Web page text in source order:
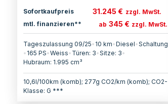
Sofortkaufpreis 31.245 € zzgl. MwSt.
mtl. finanzieren**
ab 345 € zzgl. MwSt.
Tageszulassung 09/25• 10 km•Diesel•Schaltung
• 165 PS•Weiss• Türen: 3•Sitze: 3•
Hubraum: 1.995 cm³
10,6l/100km (komb); 277g CO2/km (komb); CO2-
Klasse: G ***